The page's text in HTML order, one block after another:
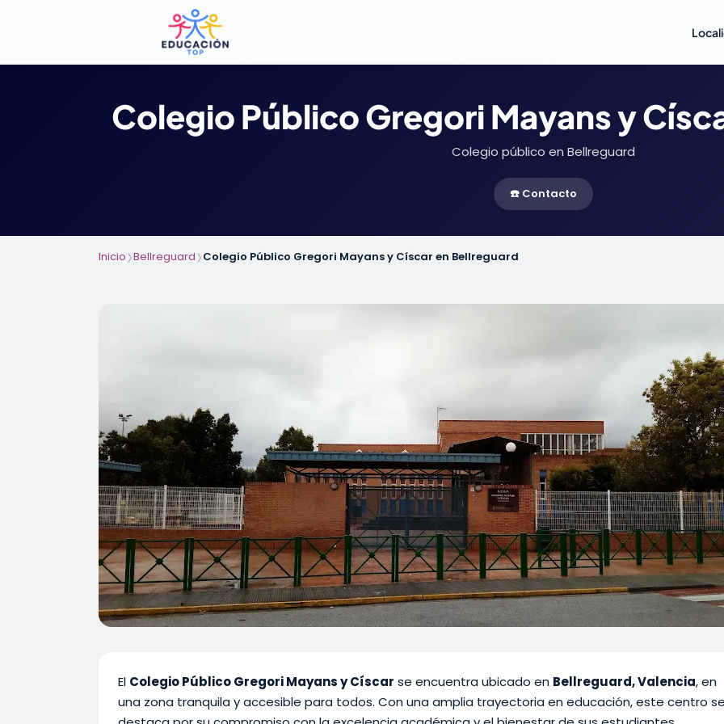
Colegio Público Gregori Mayans y
Colegio público en Bellreguard
☎️ Contacto
Inicio❯Bellreguard❯Colegio Público Gregori Mayans y Císcar en Bellreguard
El Colegio Público Gregori Mayans y Císcar se encuentra ubicado en Bellreguard, Valencia, en
una zona tranquila y accesible para todos. Con una amplia trayectoria en educación, este centro